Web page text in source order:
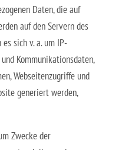
Daten, die auf
auf den Servern des
sich v. a. um IP-
Kommunikationsdaten,
Webseitenzugriffe und
generiert werden,
Zwecke der